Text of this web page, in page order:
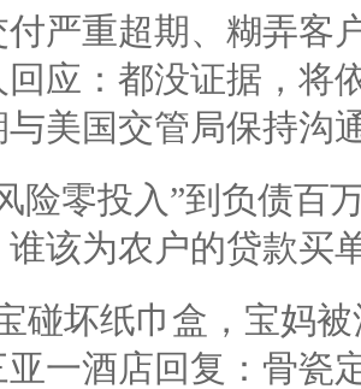
付严重超期、糊弄客
应：都没证据，将
与美国交管局保持沟
险零投入”到负债百
谁该为农户的贷款买
碰坏纸巾盒，宝妈
亚一酒店回复：骨瓷